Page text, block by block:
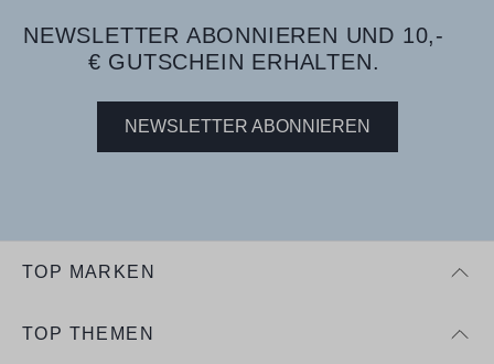
NEWSLETTER ABONNIEREN UND 10,-
€ GUTSCHEIN ERHALTEN.
NEWSLETTER ABONNIEREN
TOP MARKEN
TOP THEMEN